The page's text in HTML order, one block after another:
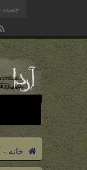
خانه -